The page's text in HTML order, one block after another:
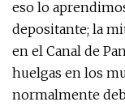
eso lo
depositante; la
en el Canal de
huelgas en los
normalmente